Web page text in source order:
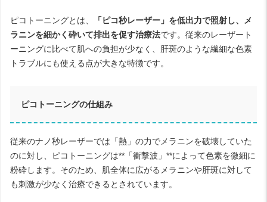
ピコトーニングとは、
「ピコ秒レーザー」を低出力で照射し、メ
ラニンを細かく砕いて排出を促す治療法です。従来のレーザート
ーニングに比べて肌への負担が少なく、肝斑のような繊細な色素
トラブルにも使える点が大きな特徴です。
ピコトーニングの仕組み
従来のナノ秒レーザーでは「熱」の力でメラニンを破壊していた
のに対し、ピコトーニングは**「衝撃波」**によって色素を微細に
粉砕します。そのため、肌全体に広がるメラニンや肝斑に対して
も刺激が少なく治療できるとされています。